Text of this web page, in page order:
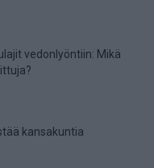
vedonlyöntiin: Mikä
kansakuntia